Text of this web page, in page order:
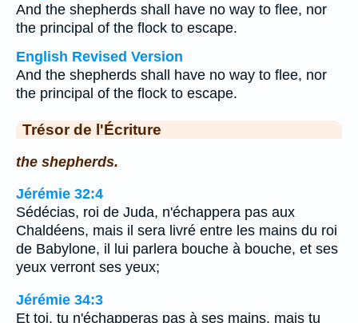
And the shepherds shall have no way to flee, nor
the principal of the flock to escape.
English Revised Version
And the shepherds shall have no way to flee, nor
the principal of the flock to escape.
Trésor de l'Écriture
the shepherds.
Jérémie 32:4
Sédécias, roi de Juda, n'échappera pas aux
Chaldéens, mais il sera livré entre les mains du roi
de Babylone, il lui parlera bouche à bouche, et ses
yeux verront ses yeux;
Jérémie 34:3
Et toi, tu n'échapperas pas à ses mains, mais tu